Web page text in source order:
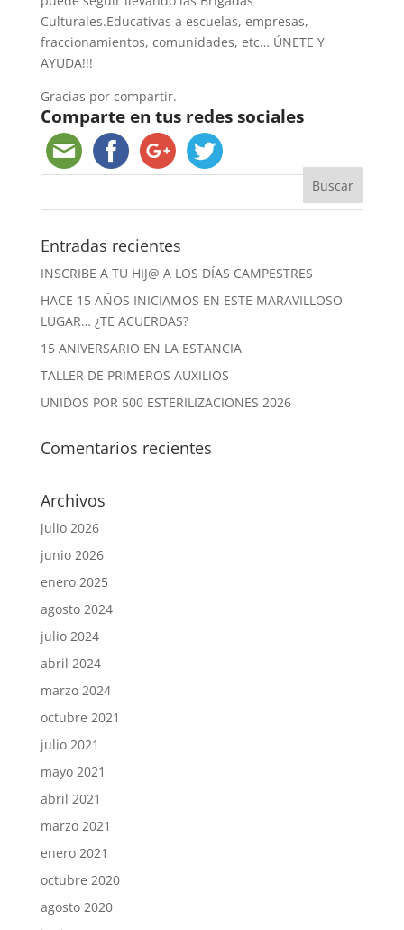
Culturales.Educativas a escuelas, empresas,
fraccionamientos, comunidades, etc… ÚNETE Y
AYUDA!!!
Gracias por compartir.
Comparte en tus redes sociales
Entradas recientes
INSCRIBE A TU HIJ@ A LOS DÍAS CAMPESTRES
HACE 15 AÑOS INICIAMOS EN ESTE MARAVILLOSO
LUGAR… ¿TE ACUERDAS?
15 ANIVERSARIO EN LA ESTANCIA
TALLER DE PRIMEROS AUXILIOS
UNIDOS POR 500 ESTERILIZACIONES 2026
Comentarios recientes
Archivos
julio 2026
junio 2026
enero 2025
agosto 2024
julio 2024
abril 2024
marzo 2024
octubre 2021
julio 2021
mayo 2021
abril 2021
marzo 2021
enero 2021
octubre 2020
agosto 2020